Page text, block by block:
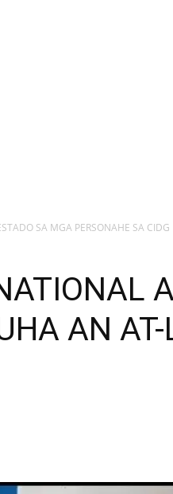
SA MGA PERSONAHE SA
AN